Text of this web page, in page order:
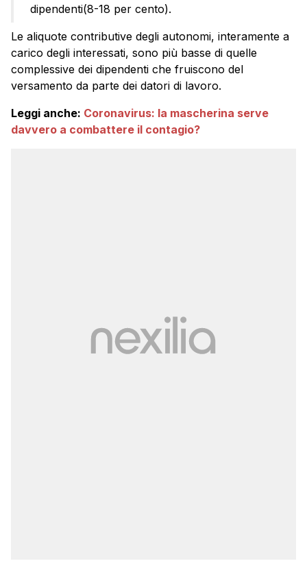
dipendenti(8-18 per cento).
Le aliquote contributive degli autonomi, interamente a
carico degli interessati, sono più basse di quelle
complessive dei dipendenti che fruiscono del
versamento da parte dei datori di lavoro.
Leggi anche: Coronavirus: la mascherina serve
davvero a combattere il contagio?